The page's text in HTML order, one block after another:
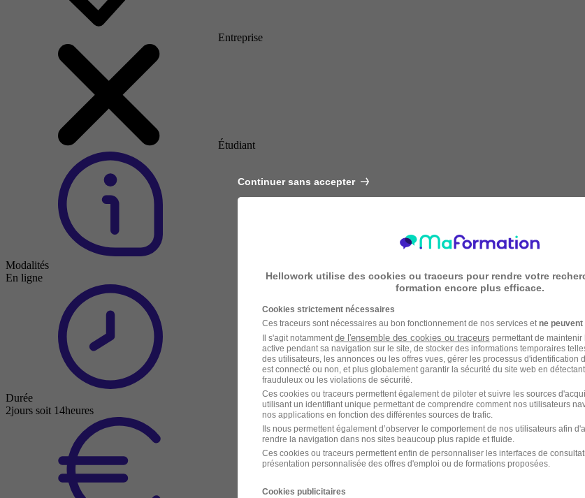
Entreprise
Étudiant
Modalités
En ligne
Durée
2jours soit 14heures
Continuer sans accepter
Hellowork utilise des cookies ou traceurs pour rendre votre
formation encore plus efficace.
Cookies strictement nécessaires
Ces traceurs sont nécessaires au bon fonctionnement de nos services et ne
Il s'agit notamment de l'ensemble des cookies ou traceurs permettant de
active pendant sa navigation sur le site, de stocker des informations temporaires
des utilisateurs, les annonces ou les offres vues, gérer les processus d'identification
est connecté ou non, et plus globalement garantir la sécurité du site web en
frauduleux ou les violations de sécurité.
Ces cookies ou traceurs permettent également de piloter et suivre les sources
utilisant un identifiant unique permettant de comprendre comment nos utilisateurs
nos applications en fonction des différentes sources de trafic.
Ils nous permettent également d’observer le comportement de nos utilisateurs afin
rendre la navigation dans nos sites beaucoup plus rapide et fluide.
Ces cookies ou traceurs permettent enfin de personnaliser les interfaces de
présentation personnalisée des offres d'emploi ou de formations proposées.
Cookies publicitaires